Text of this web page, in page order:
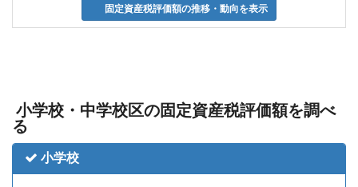
固定資産税評価額の推移・動向を表示
小学校・中学校区の固定資産税評価額を調べ
る
小学校